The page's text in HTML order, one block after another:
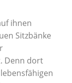
ihnen
Sitzbänke
Denn dort